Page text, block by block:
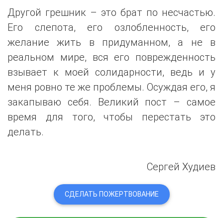
Другой грешник – это брат по несчастью.
Его слепота, его озлобленность, его
желание жить в придуманном, а не в
реальном мире, вся его поврежденность
взывает к моей солидарности, ведь и у
меня ровно те же проблемы. Осуждая его, я
закапываю себя. Великий пост – самое
время для того, чтобы перестать это
делать.
Сергей Худиев
СДЕЛАТЬ ПОЖЕРТВОВАНИЕ